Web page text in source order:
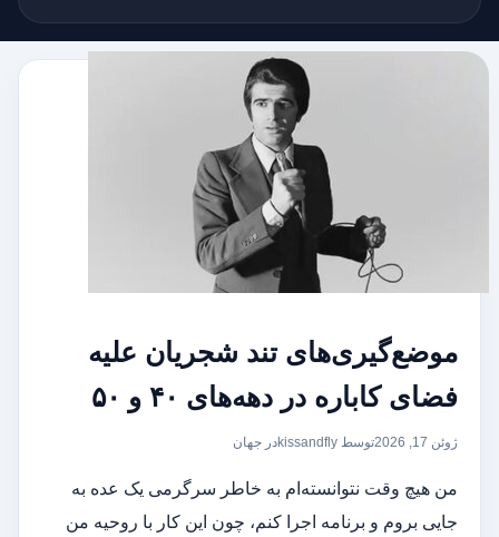
موضع‌گیری‌های تند شجریان علیه
فضای کاباره در دهه‌های ۴۰ و ۵۰
ژوئن 17, 2026 توسط kissandfly در جهان
من هیچ وقت نتوانسته‌ام به خاطر سرگرمی یک عده به
جایی بروم و برنامه اجرا کنم، چون این کار با روحیه من